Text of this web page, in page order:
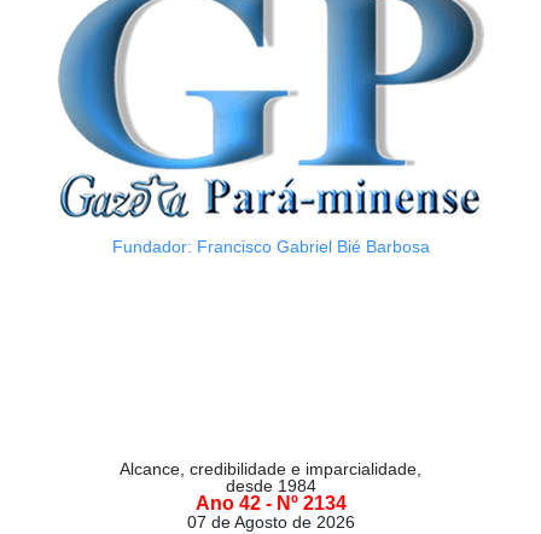
Fundador: Francisco Gabriel Bié Barbosa
Alcance, credibilidade e imparcialidade,
desde 1984
Ano 42 - Nº 2134
07 de Agosto de 2026